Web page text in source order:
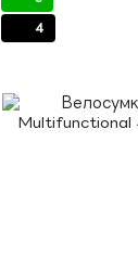
4